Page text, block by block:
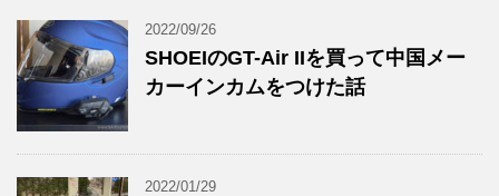
2022/09/26
SHOEIのGT-Air IIを買って中国メー
カーインカムをつけた話
2022/01/29